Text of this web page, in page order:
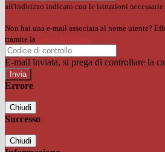
all'indirizzo indicato con le istruzioni necessarie.
Non hai una e-mail associata al nome utente?
tramite la Login Spaggiari
E-mail inviata, si prega di controllare la
Errore
Chiudi
Successo
Chiudi